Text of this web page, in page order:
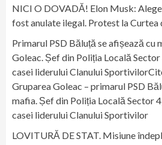
NICI O DOVADĂ! Elon Musk:
fost anulate ilegal. Protest la Curtea
Primarul PSD Băluță se afișează cu
Goleac. Șef din Poliția Locală
casei liderului Clanului
Gruparea Goleac – primarul PSD
mafia. Șef din Poliția Locală Sector
casei liderului Clanului Sportivilor
LOVITURĂ DE STAT. Misiune